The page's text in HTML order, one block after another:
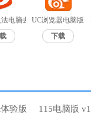
电脑去广告版 v9.7a无广告
UC浏览器电脑版
下载
验版 115电脑版